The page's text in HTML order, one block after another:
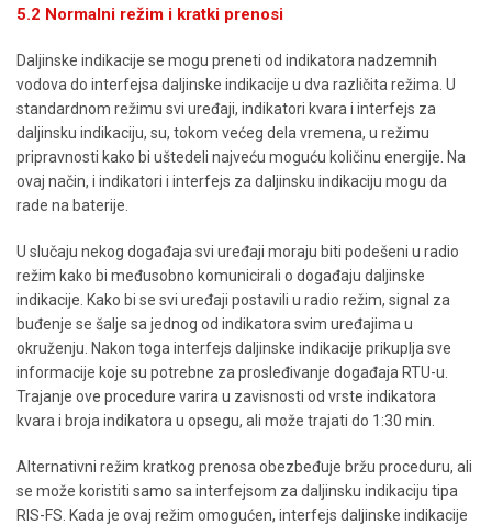
5.2 Normalni režim i kratki prenosi
Daljinske indikacije se mogu preneti od indikatora nadzemnih
vodova do interfejsa daljinske indikacije u dva različita režima. U
standardnom režimu svi uređaji, indikatori kvara i interfejs za
daljinsku indikaciju, su, tokom većeg dela vremena, u režimu
pripravnosti kako bi uštedeli najveću moguću količinu energije. Na
ovaj način, i indikatori i interfejs za daljinsku indikaciju mogu da
rade na baterije.
U slučaju nekog događaja svi uređaji moraju biti podešeni u radio
režim kako bi međusobno komunicirali o događaju daljinske
indikacije. Kako bi se svi uređaji postavili u radio režim, signal za
buđenje se šalje sa jednog od indikatora svim uređajima u
okruženju. Nakon toga interfejs daljinske indikacije prikuplja sve
informacije koje su potrebne za prosleđivanje događaja RTU-u.
Trajanje ove procedure varira u zavisnosti od vrste indikatora
kvara i broja indikatora u opsegu, ali može trajati do 1:30 min.
Alternativni režim kratkog prenosa obezbeđuje bržu proceduru, ali
se može koristiti samo sa interfejsom za daljinsku indikaciju tipa
RIS-FS. Kada je ovaj režim omogućen, interfejs daljinske indikacije